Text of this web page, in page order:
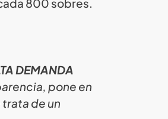
DEMANDA
pone en
de un